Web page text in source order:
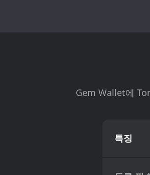
Gem Wallet에
특징